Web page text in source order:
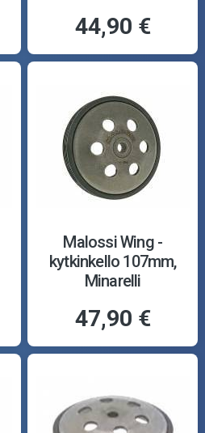
44,90 €
Malossi Wing -
kytkinkello 107mm,
Minarelli
47,90 €